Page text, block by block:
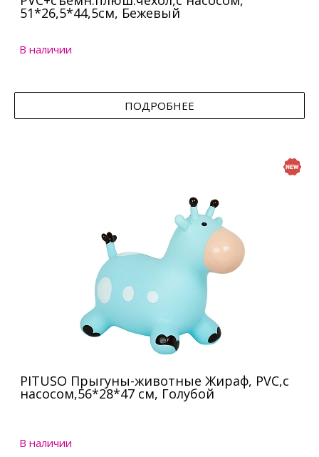
51*26,5*44,5см, Бежевый
В наличии
ПОДРОБНЕЕ
PITUSO Прыгуны-животные Жираф, PVC,с
насосом,56*28*47 см, Голубой
В наличии